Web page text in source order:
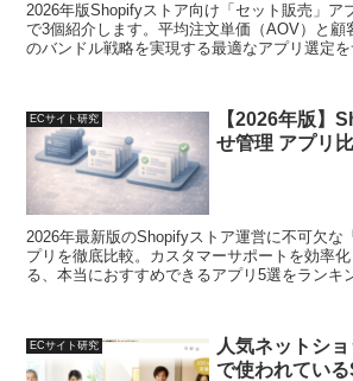
2026年版Shopifyストア向け「セット販売」ア
で3個紹介します。平均注文単価（AOV）と顧
のバンドル戦略を実現する最適なアプリ選定を
ECサイト研究
【2026年版】
せ管理 アプリ
2026年最新版のShopifyストア運営に不可欠な
プリを徹底比較。カスタマーサポートを効率
る、本当におすすめできるアプリ5選をランキ
ECサイト研究
人気ネットシ
で使われてい